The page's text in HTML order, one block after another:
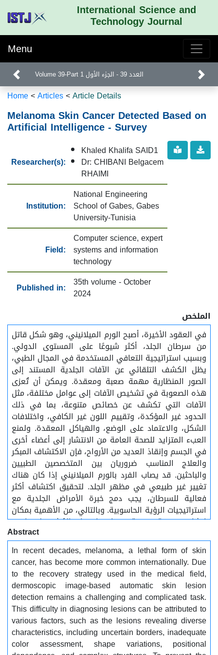
International Science and
Technology Journal
Menu
Volume 39-Part 1 العدد 39 - الجزء الأول
Home<Articles<Article Details
Melanoma Skin Cancer Detected Based on
Artificial Intelligence - Survey
Researcher(s):
Khaled Khalifa SAID1
Dr: CHIBANI Belgacem
RHAIMI
Institution:
National Engineering
School of Gabes, Gabes
University-Tunisia
Field:
Computer science, expert
systems and information
technology
Published in: 35th volume - October
2024
الملخص
في العقود الأخيرة، أصبح الورم الميلانيني، وهو شكل قاتل
من سرطان الجلد، أكثر شيوعًا على المستوى الدولي.
وبسبب استراتيجية التعافي المستخدمة في المجال الطبي،
يظل الكشف التلقائي عن الآفات الجلدية المستند إلى
الصور المنظارية مهمة صعبة ومعقدة. ويمكن أن تُعزى
هذه الصعوبة في تشخيص الآفات إلى عوامل مختلفة، مثل
الآفات التي تكشف عن خصائص متنوعة، بما في ذلك
الحدود غير المؤكدة، وتقييم اللون غير الكافي، واختلافات
الشكل، والاعتماد على الوضع، والهياكل المعقدة. ولمنع
العبء المتزايد للصحة العامة من الانتشار إلى أعضاء أخرى
في الجسم وإنقاذ العديد من الأرواح، فإن الاكتشاف المبكر
والعلاج المناسب ضروريان بين المتخصصين الطبيين
والباحثين. قد يصاب الفرد بالورم الميلانيني إذا كان هناك
تغيير غير طبيعي في مظهر الجلد. لتحقيق اكتشاف أكثر
فعالية للسرطان، يجب دمج خبرة الأمراض الجلدية مع
استراتيجيات الرؤية الحاسوبية. وبالتالي، من الأهمية بمكان
إنشاء مجموعة متنوعة من استراتيجيات الكشف لمساعدة
الخبراء الطبيين في تشخيص السرطان في مرحلة مبكرة.
تقدم هذه الورقة تحليلاً شاملاً ومنهجيًا لتقنيات التعلم
الآلي للكشف المبكر عن سرطان الجلد، وفحص الدراسات
المنشورة. يقدم نظرة عامة على نهج التقييم بمساعدة
الذكاء الاصطناعي لتشخيص سرطان الجلد. لمعالجة
التحديات الحالية في اكتشاف سرطان الجلد، يقترح هذا
البحث نموذجًا يدمج التقنيات المحسنة عبر المعالجة
المسبقة واستخراج الميزات والتصنيف. يستخدم النموذج
المقترح معادلة الهيستوجرام التكيفية لتعزيز وضوح
الصورة، جنبًا إلى جنب مع طرق استخراج الميزات مثل قاعدة
ABCD وGLCM وHOG، جنبًا إلى جنب مع أجهزة الترميز
Abstract
In recent decades, melanoma, a lethal form of skin
cancer, has become more common internationally. Due
to the recovery strategy used in the medical field,
dermoscopic image-based automatic skin lesion
detection remains a challenging and complicated task.
This difficulty in diagnosing lesions can be attributed to
various factors, such as the lesions revealing diverse
characteristics, including uncertain borders, inadequate
color assessment, shape variations, positional